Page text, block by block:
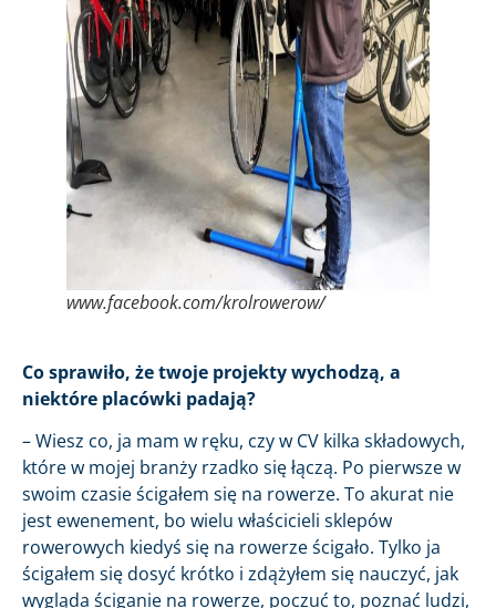
www.facebook.com/krolrowerow/
Co sprawiło, że twoje projekty wychodzą, a
niektóre placówki padają?
– Wiesz co, ja mam w ręku, czy w CV kilka składowych,
które w mojej branży rzadko się łączą. Po pierwsze w
swoim czasie ścigałem się na rowerze. To akurat nie
jest ewenement, bo wielu właścicieli sklepów
rowerowych kiedyś się na rowerze ścigało. Tylko ja
ścigałem się dosyć krótko i zdążyłem się nauczyć, jak
wygląda ściganie na rowerze, poczuć to, poznać ludzi,